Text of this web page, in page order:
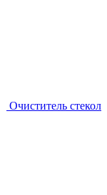
Очиститель стекол